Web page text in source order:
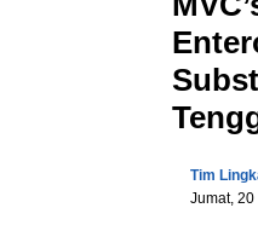
Tim
Jumat, 20